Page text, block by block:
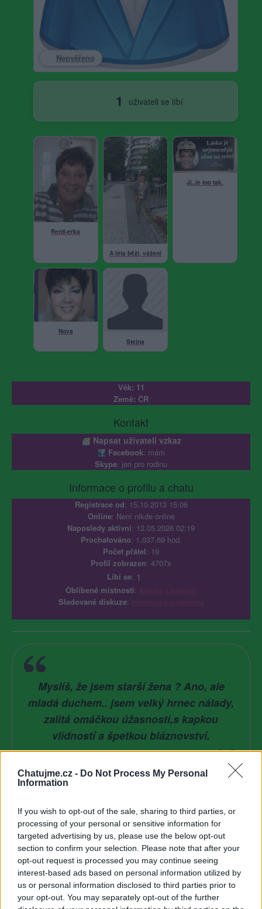
Chatujme.cz - Do Not Process My Personal
Information
If you wish to opt-out of the sale, sharing to third parties, or
processing of your personal or sensitive information for
targeted advertising by us, please use the below opt-out
section to confirm your selection. Please note that after your
opt-out request is processed you may continue seeing
interest-based ads based on personal information utilized by
us or personal information disclosed to third parties prior to
your opt-out. You may separately opt-out of the further
Neověřeno
1 uživateli se líbí
Renti-erka
A léta běží, vážení
Jj..je too tak.
Nova
Stejna
Věk: 11
Země: ČR
Kontakt
Napsat uživateli vzkaz
Facebook: mám
Skype: jen pro rodinu
Informace o profilu a chatu
Registrace od: 15.10.2013 15:06
Online: Není nikde online
Naposledy aktivní: 12.05.2026 02:19
Prochatováno: 1,037.69 hod.
Počet přátel: 19
Profil zobrazen: 4707x
Líbí se: 1
Oblibené místnosti:
Sledované diskuze:
Myslíš, že jsem starší žena ? Ano, ale
mladá duchem.. jsem velký hrnec nálady,
zalitá omáčkou úžasností,s kapkou
vlídností a špetkou bláznovství.
Poslední 3 příspěvky na mé zdi
lovely-dream (před 5 lety)